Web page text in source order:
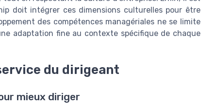
doit intégrer ces dimensions culturelles pour être
des compétences managériales ne se limite
adaptation fine au contexte spécifique de chaque
du dirigeant
mieux diriger